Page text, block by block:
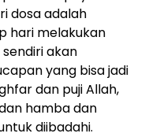
dosa adalah
hari melakukan
sendiri akan
yang bisa jadi
dan puji Allah,
hamba dan
diibadahi.